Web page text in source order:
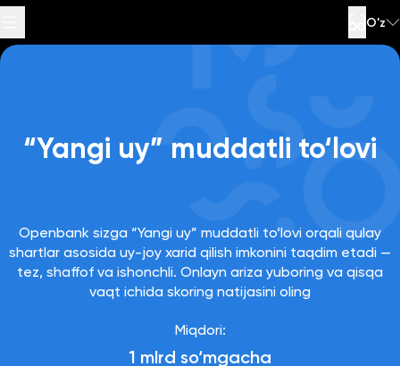
o‘tish
qismiga o'tish
javoblar
quvvatlash
xizmati raqami
O'z
“Yangi uy” muddatli to‘lovi
Openbank sizga “Yangi uy” muddatli to‘lovi orqali qulay
shartlar asosida uy-joy xarid qilish imkonini taqdim etadi —
tez, shaffof va ishonchli. Onlayn ariza yuboring va qisqa
vaqt ichida skoring natijasini oling
Miqdori:
1 mlrd so‘mgacha